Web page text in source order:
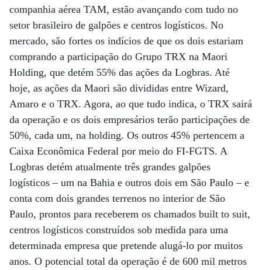
companhia aérea TAM, estão avançando com tudo no
setor brasileiro de galpões e centros logísticos. No
mercado, são fortes os indícios de que os dois estariam
comprando a participação do Grupo TRX na Maori
Holding, que detém 55% das ações da Logbras. Até
hoje, as ações da Maori são divididas entre Wizard,
Amaro e o TRX. Agora, ao que tudo indica, o TRX sairá
da operação e os dois empresários terão participações de
50%, cada um, na holding. Os outros 45% pertencem a
Caixa Econômica Federal por meio do FI-FGTS. A
Logbras detém atualmente três grandes galpões
logísticos – um na Bahia e outros dois em São Paulo – e
conta com dois grandes terrenos no interior de São
Paulo, prontos para receberem os chamados built to suit,
centros logísticos construídos sob medida para uma
determinada empresa que pretende alugá-lo por muitos
anos. O potencial total da operação é de 600 mil metros